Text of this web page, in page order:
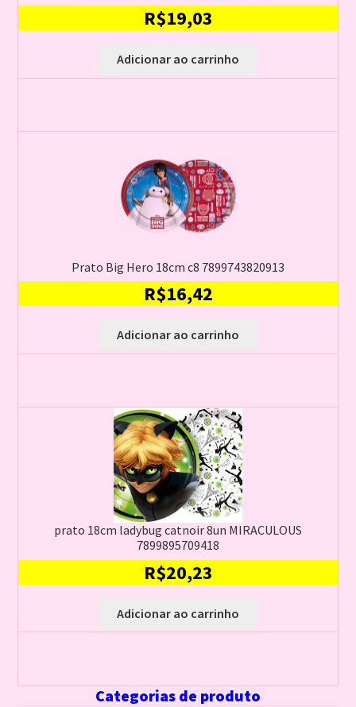
R$19,03
Adicionar ao carrinho
Prato Big Hero 18cm c8 7899743820913
R$16,42
Adicionar ao carrinho
prato 18cm ladybug catnoir 8un MIRACULOUS
7899895709418
R$20,23
Adicionar ao carrinho
Categorias de produto